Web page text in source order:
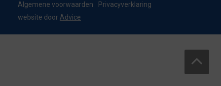
Algemene voorwaarden
Privacyverklaring
website door Advice